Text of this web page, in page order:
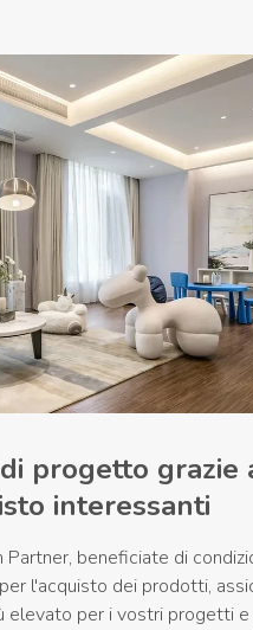
progetto grazie
interessanti
Partner, beneficiate di
l'acquisto dei prodotti,
elevato per i vostri progetti e